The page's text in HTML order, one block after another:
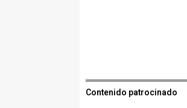
Contenido patrocinado